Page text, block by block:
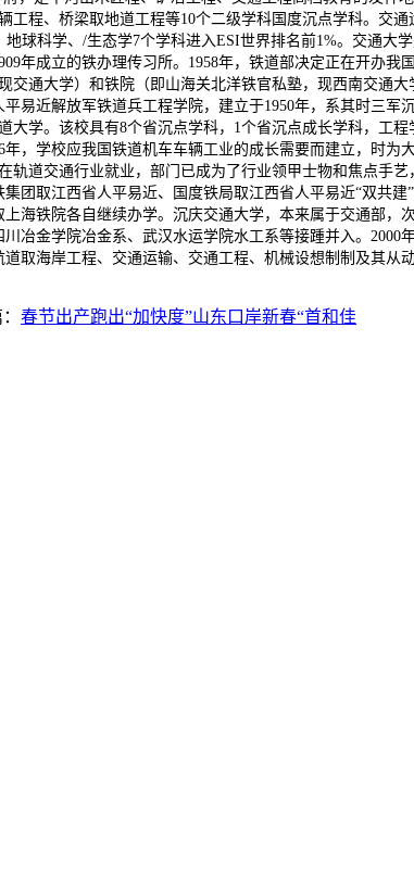
程、桥梁取地道工程等10个二级学科国度沉点学科。交
球科学、/生态学7个学科进入ESI世界排名前1%。交通大
年成立的铁办理传习所。1958年，铁道部决定正在开办
通大学）和铁院（即山海关北洋铁官私塾，现西南交通
易近解放军铁道兵工程学院，建立于1950年，系其时三军
大学。该校具有8个省沉点学科，1个省沉点成长学科，工
，学校应我国铁道机车车辆工业的成长需要而建立，时为
轨道交通行业就业，部门已成为了行业领甲士物和焦点手
团取江西省人平易近、国度铁局取江西省人平易近“双共
海铁院各自继续办学。沉庆交通大学，本来属于交通部
冶金学院冶金系、武汉水运学院水工系等接踵并入。2000
取海岸工程、交通运输、交通工程、机械设想制制及其从
春节出产跑出“加快度”山东口岸新春“首和佳